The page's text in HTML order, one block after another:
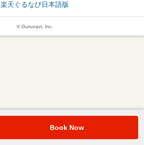
楽天ぐるなび日本語版
© Gurunavi, Inc.
Book Now